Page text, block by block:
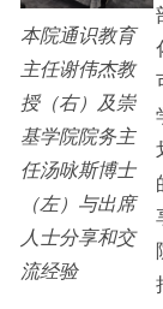
本院通识教育
主任谢伟杰教
授（右）及崇
基学院院务主
任汤咏斯博士
（左）与出席
人士分享和交
流经验